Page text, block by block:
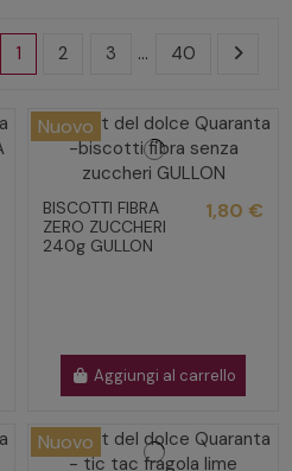
1 2 3 … 40
Nuovo
BISCOTTI FIBRA
ZERO ZUCCHERI
240g GULLON
1,80 €
Aggiungi al carrello
Nuovo